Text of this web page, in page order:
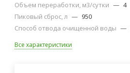
Объем переработки, м3/сутки — 4
Пиковый сброс, л — 950
Способ отвода очищенной воды —
Все характеристики